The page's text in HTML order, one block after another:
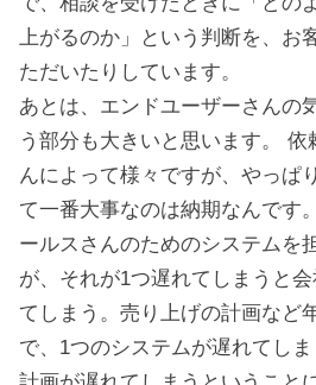
上がるのか」という判断を、お
ただいたりしています。
あとは、エンドユーザーさんの
う部分も大きいと思います。 依
んによって様々ですが、やっぱ
て一番大事なのは納期なんです
ールスさんのためのシステムを
が、それが1つ遅れてしまうと
てしまう。売り上げの計画など
で、1つのシステムが遅れてし